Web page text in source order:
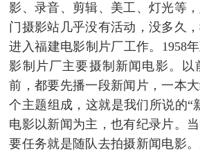
影、录音、剪辑、美工、灯光等
门摄影站几乎没有活动，没多久
进入福建电影制片厂工作。1958
影制片厂主要摄制新闻电影。以
前，都要先播一段新闻片，一本
个主题组成，这就是我们所说的“
电影以新闻为主，也有纪录片。
要任务就是随队去拍摄新闻电影